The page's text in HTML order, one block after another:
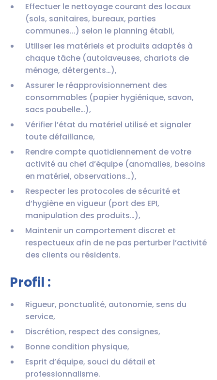
Effectuer le nettoyage courant des locaux
(sols, sanitaires, bureaux, parties
communes...) selon le planning établi,
Utiliser les matériels et produits adaptés à
chaque tâche (autolaveuses, chariots de
ménage, détergents…),
Assurer le réapprovisionnement des
consommables (papier hygiénique, savon,
sacs poubelle…),
Vérifier l’état du matériel utilisé et signaler
toute défaillance,
Rendre compte quotidiennement de votre
activité au chef d’équipe (anomalies, besoins
en matériel, observations…),
Respecter les protocoles de sécurité et
d’hygiène en vigueur (port des EPI,
manipulation des produits…),
Maintenir un comportement discret et
respectueux afin de ne pas perturber l’activité
des clients ou résidents.
Profil :
Rigueur, ponctualité, autonomie, sens du
service,
Discrétion, respect des consignes,
Bonne condition physique,
Esprit d’équipe, souci du détail et
professionnalisme.